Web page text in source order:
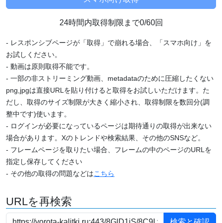
24時間内取得制限まで0/60回
- レスポンシブページが「取得」で崩れる場合、「スマホ向け」を
お試しください。
- 動画は原則取得不能です。
- 一部の非ストリーミング動画、metadataのために圧縮したくない
png,jpgは直接URLを貼り付けると取得をお試しいただけます。た
だし、取得のサイズ制限が大きく縮小され、取得制限を数回分(調
整中です)使います。
- ログインが必要になっているページは期待通りの取得が出来ない
場合があります。Xのトレンドや検索結果、その他のSNSなど。
- フレームページを取りたい場合、フレームの中のページのURLを
指定し保存してください
- その他の取得の問題などはこちら
URLを再検索